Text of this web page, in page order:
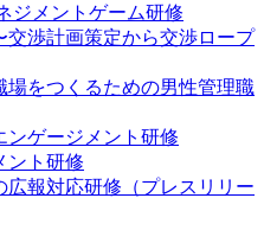
ジメントゲーム研修
渉計画策定から交渉ロープ
場をつくるための男性管理職
ンゲージメント研修
ント研修
広報対応研修（プレスリリー